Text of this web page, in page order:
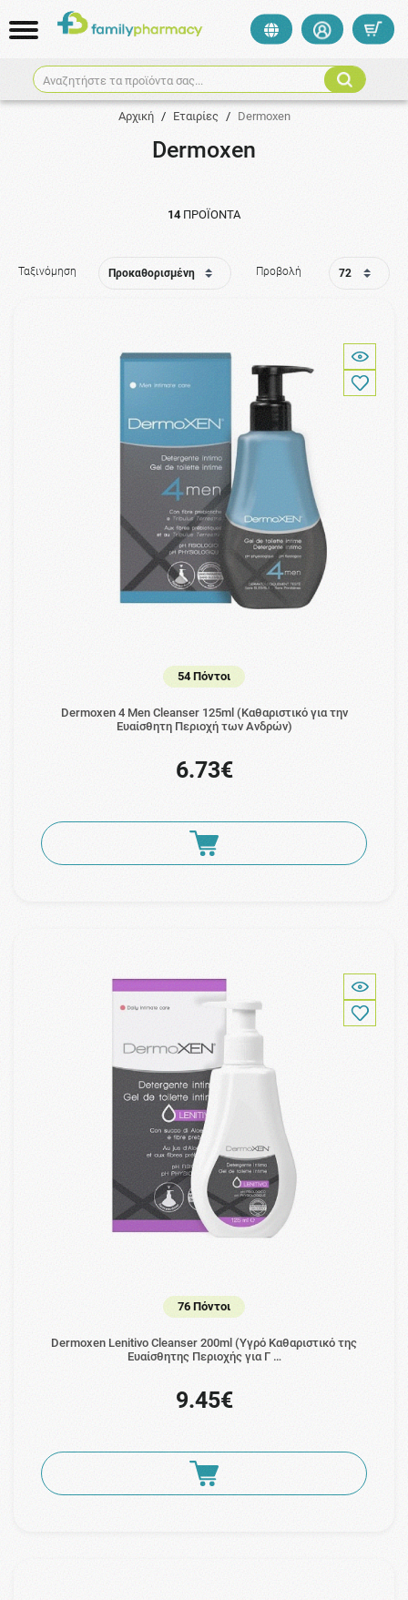
Αναζητήστε τα προϊόντα σας...
Αρχική / Εταιρίες / Dermoxen
Dermoxen
14ΠΡΟΪΌΝΤΑ
Ταξινόμηση Προβολή
54 Πόντοι
Dermoxen 4 Men Cleanser 125ml (Καθαριστικό για την
Ευαίσθητη Περιοχή των Ανδρών)
6.73€
76 Πόντοι
Dermoxen Lenitivo Cleanser 200ml (Υγρό Καθαριστικό της
Ευαίσθητης Περιοχής για Γ …
9.45€